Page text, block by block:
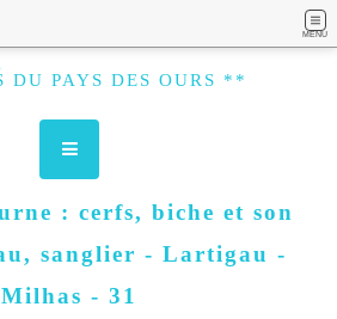
MENU
DU PAYS DES OURS **
: cerfs, biche et son
sanglier - Lartigau -
Milhas - 31